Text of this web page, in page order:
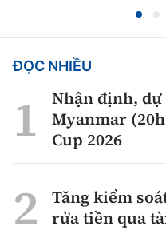
ĐỌC NHIỀU
Nhận định, dự
Myanmar
Cup 2026
Tăng kiểm
rửa tiền qua